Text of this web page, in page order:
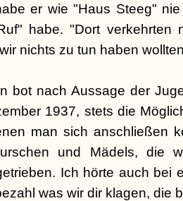
er wie "Haus Steeg"
habe. "Dort verkehrten
nichts zu tun haben
bot nach Aussage der
1937, stets die
man sich anschließen
und Mädels, die
Ich hörte auch bei
was wir dir klagen, die